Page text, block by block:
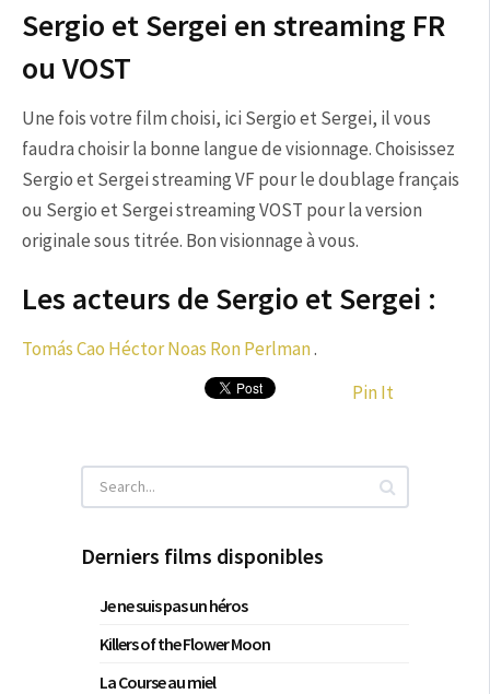
Sergio et Sergei en streaming FR
ou VOST
Une fois votre film choisi, ici Sergio et Sergei, il vous
faudra choisir la bonne langue de visionnage. Choisissez
Sergio et Sergei streaming VF pour le doublage français
ou Sergio et Sergei streaming VOST pour la version
originale sous titrée. Bon visionnage à vous.
Les acteurs de Sergio et Sergei :
Tomás Cao Héctor Noas Ron Perlman.
Pin It
Derniers films disponibles
Je ne suis pas un héros
Killers of the Flower Moon
La Course au miel